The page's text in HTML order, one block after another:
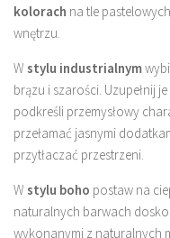
kolorach na tle
wnętrzu.
W stylu industrialnym
brązu i szarości. Uzupełnij
podkreśli przemysłowy
przełamać jasnymi
przytłaczać przestrzeni.
W stylu boho postaw na
naturalnych barwach
wykonanymi z naturalnych